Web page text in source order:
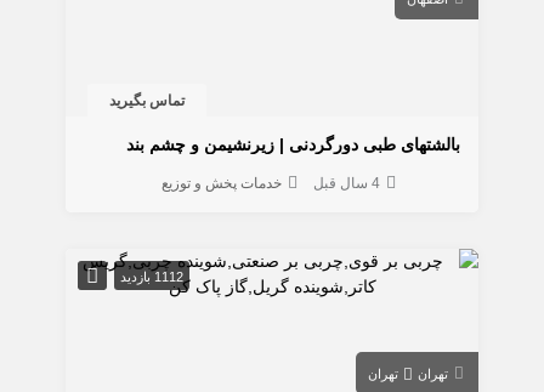
تماس بگیرید
بالشتهای طبی دورگردنی | زیرنشیمن و چشم بند
4 سال قبل خدمات پخش و توزیع
1112 بازدید
تهران تهران